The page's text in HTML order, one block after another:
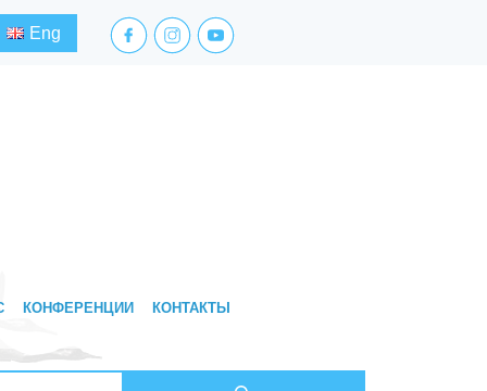
Eng facebook.com
instagram.com
youtube.com
КОНФЕРЕНЦИИ КОНТАКТЫ